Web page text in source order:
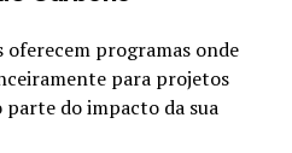
oferecem programas onde
para projetos
do impacto da sua